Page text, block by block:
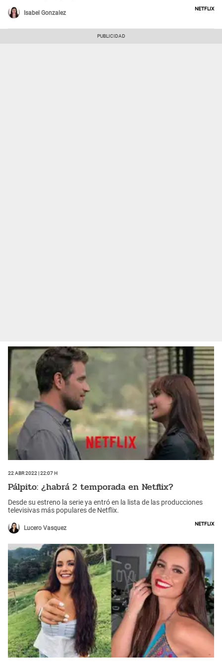
Isabel Gonzalez
Netflix
22 Abr 2022 | 22:07 h
Pálpito: ¿habrá 2 temporada en Netflix?
Desde su estreno la serie ya entró en la lista de las producciones
televisivas más populares de Netflix.
Lucero Vasquez
Netflix